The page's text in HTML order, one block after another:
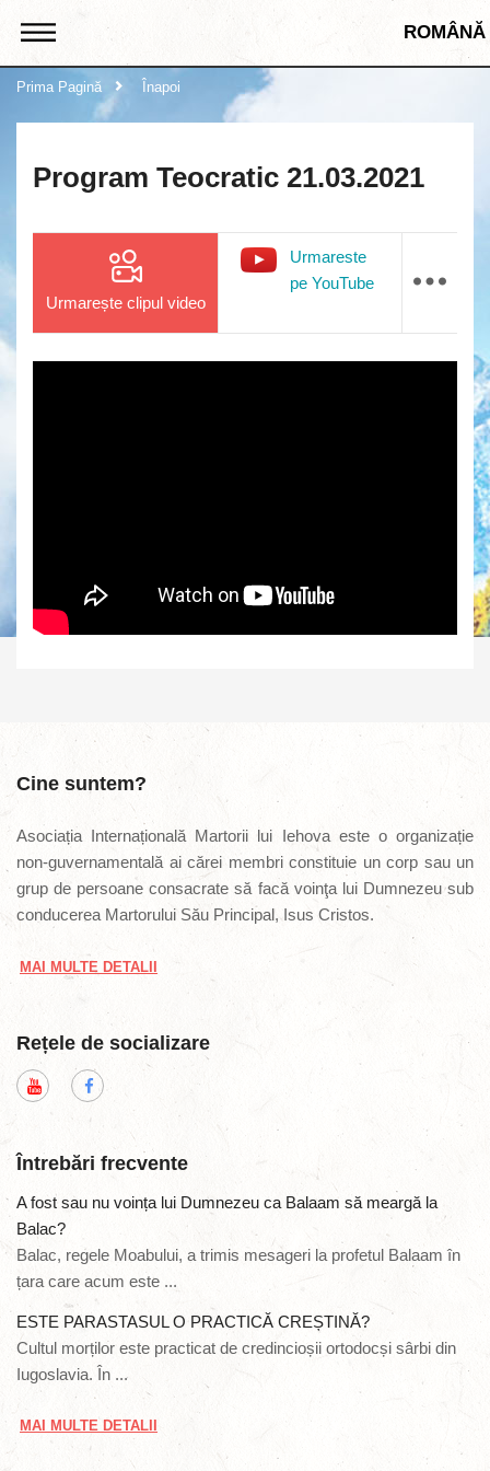
ROMÂNĂ
Prima Pagină Înapoi
Program Teocratic 21.03.2021
Urmarește clipul video
Urmareste
pe YouTube
Cine suntem?
Asociația Internațională Martorii lui Iehova este o organizație
non-guvernamentală ai cărei membri constituie un corp sau un
grup de persoane consacrate să facă voinţa lui Dumnezeu sub
conducerea Martorului Său Principal, Isus Cristos.
MAI MULTE DETALII
Rețele de socializare
Întrebări frecvente
A fost sau nu voința lui Dumnezeu ca Balaam să meargă la
Balac?
Balac, regele Moabului, a trimis mesageri la profetul Balaam în
țara care acum este ...
ESTE PARASTASUL O PRACTICĂ CREȘTINĂ?
Cultul morților este practicat de credincioșii ortodocși sârbi din
Iugoslavia. În ...
MAI MULTE DETALII